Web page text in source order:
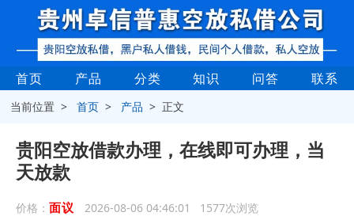
首页 产品 分类 知识 问答 联系
当前位置 >首页 > 产品 > 正文
贵阳空放借款办理，在线即可办理，当
天放款
价格： 面议 2026-08-06 04:46:01 1577次浏览